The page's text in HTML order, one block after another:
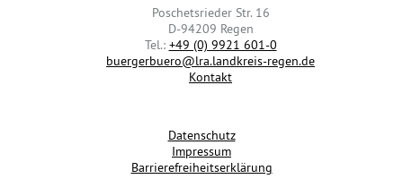
Poschetsrieder Str. 16
D-94209 Regen
Tel.: +49 (0) 9921 601-0
buergerbuero@lra.landkreis-regen.de
Kontakt
Datenschutz
Impressum
Barrierefreiheitserklärung